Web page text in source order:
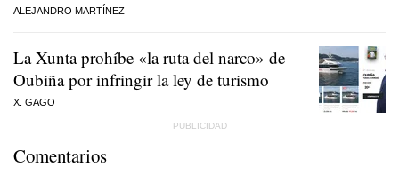
ALEJANDRO MARTÍNEZ
La Xunta prohíbe «la ruta del narco» de
Oubiña por infringir la ley de turismo
X. GAGO
Comentarios